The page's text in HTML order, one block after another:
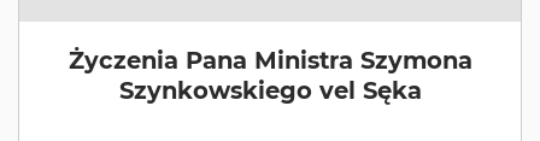
Życzenia Pana Ministra Szymona
Szynkowskiego vel Sęka‎